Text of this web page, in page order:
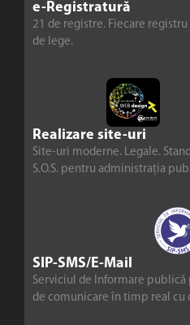
e-Registratură
21 de registre. Fiecare
de lege.
Realizare site-uri
Site-uri moderne. Legale.
S.O.S. pentru administrația
SIP-SMS/E-Mail
Serviciul de Informare publică
de comunicare în timp real cu